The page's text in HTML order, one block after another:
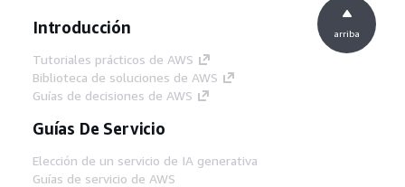
Introducción
Tutoriales prácticos de AWS
Biblioteca de soluciones de AWS
Guías de decisiones de AWS
Guías De Servicio
Elección de un servicio de IA generativa
Guías de servicio de AWS
arriba